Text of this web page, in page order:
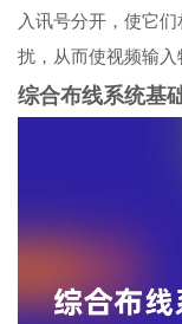
入讯号分开，使它
扰，从而使视频输
综合布线系统基